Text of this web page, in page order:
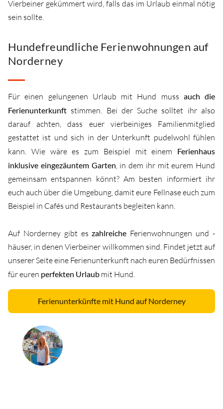
Vierbeiner gekümmert wird, falls das im Urlaub einmal nötig
sein sollte.
Hundefreundliche Ferienwohnungen auf
Norderney
Für einen gelungenen Urlaub mit Hund muss auch die
Ferienunterkunft stimmen. Bei der Suche solltet ihr also
darauf achten, dass euer vierbeiniges Familienmitglied
gestattet ist und sich in der Unterkunft pudelwohl fühlen
kann. Wie wäre es zum Beispiel mit einem Ferienhaus
inklusive eingezäuntem Garten , in dem ihr mit eurem Hund
gemeinsam entspannen könnt? Am besten informiert ihr
euch auch über die Umgebung, damit eure Fellnase euch zum
Beispiel in Cafés und Restaurants begleiten kann.
Auf Norderney gibt eszahlreiche Ferienwohnungen und -
häuser, in denen Vierbeiner willkommen sind. Findet jetzt auf
unserer Seite eine Ferienunterkunft nach euren Bedürfnissen
für euren perfekten Urlaub mit Hund.
Ferienunterkünfte mit Hund auf Norderney